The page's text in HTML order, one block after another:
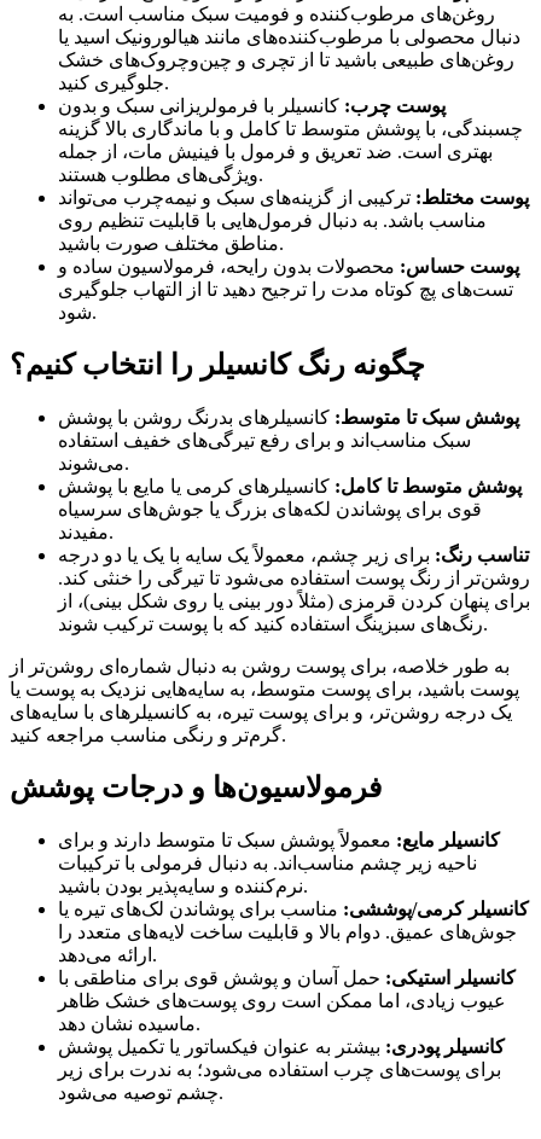
روغن‌های مرطوب‌کننده و فومیت سبک مناسب است. به
دنبال محصولی با مرطوب‌کننده‌های مانند هیالورونیک اسید یا
روغن‌های طبیعی باشید تا از تچری و چین‌وچروک‌های خشک
جلوگیری کنید.
پوست چرب: کانسیلر با فرمولریزانی سبک و بدون
چسبندگی، با پوشش متوسط تا کامل و با ماندگاری بالا گزینه
بهتری است. ضد تعریق و فرمول با فینیش مات، از جمله
ویژگی‌های مطلوب هستند.
پوست مختلط: ترکیبی از گزینه‌های سبک و نیمه‌چرب می‌تواند
مناسب باشد. به دنبال فرمول‌هایی با قابلیت تنظیم روی
مناطق مختلف صورت باشید.
پوست حساس: محصولات بدون رایحه، فرمولاسیون ساده و
تست‌های پچ‌ کوتاه مدت را ترجیح دهید تا از التهاب جلوگیری
شود.
چگونه رنگ کانسیلر را انتخاب کنیم؟
پوشش سبک تا متوسط: کانسیلرهای بدرنگ روشن با پوشش
سبک مناسب‌اند و برای رفع تیرگی‌های خفیف استفاده
می‌شوند.
پوشش متوسط تا کامل: کانسیلرهای کرمی یا مایع با پوشش
قوی برای پوشاندن لکه‌های بزرگ یا جوش‌های سرسیاه
مفیدند.
تناسب رنگ: برای زیر چشم، معمولاً یک سایه با یک یا دو درجه
روشن‌تر از رنگ پوست استفاده می‌شود تا تیرگی را خنثی کند.
برای پنهان کردن قرمزی (مثلاً دور بینی یا روی شکل بینی)، از
رنگ‌های سبزینگ استفاده کنید که با پوست ترکیب شوند.
به طور خلاصه، برای پوست روشن به دنبال شماره‌ای روشن‌تر از
پوست باشید، برای پوست متوسط، به سایه‌هایی نزدیک به پوست یا
یک درجه روشن‌تر، و برای پوست تیره، به کانسیلرهای با سایه‌های
گرم‌تر و رنگی مناسب مراجعه کنید.
فرمولاسیون‌ها و درجات پوشش
کانسیلر مایع: معمولاً پوشش سبک تا متوسط دارند و برای
ناحیه زیر چشم مناسب‌اند. به دنبال فرمولی با ترکیبات
نرم‌کننده و سایه‌پذیر بودن باشید.
کانسیلر کرمی/پوششی: مناسب برای پوشاندن لک‌های تیره یا
جوش‌های عمیق. دوام بالا و قابلیت ساخت لایه‌های متعدد را
ارائه می‌دهد.
کانسیلر استیکی: حمل آسان و پوشش قوی برای مناطقی با
عیوب زیادی، اما ممکن است روی پوست‌های خشک ظاهر
ماسیده نشان دهد.
کانسیلر پودری: بیشتر به عنوان فیکساتور یا تکمیل پوشش
برای پوست‌های چرب استفاده می‌شود؛ به ندرت برای زیر
چشم توصیه می‌شود.